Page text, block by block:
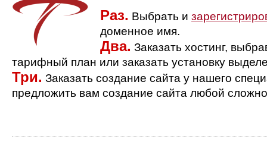
Раз. Выбрать и
доменное имя.
Два. Заказать хостинг,
тарифный план или заказать установку
Три. Заказать создание сайта у нашего
предложить вам создание сайта любой